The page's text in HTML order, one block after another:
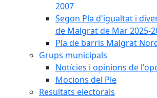
2007
Segon Pla d'igualtat i
de Malgrat de Mar 2025-
Pla de barris Malgrat
Grups municipals
Notícies i opinions de
Mocions del Ple
Resultats electorals